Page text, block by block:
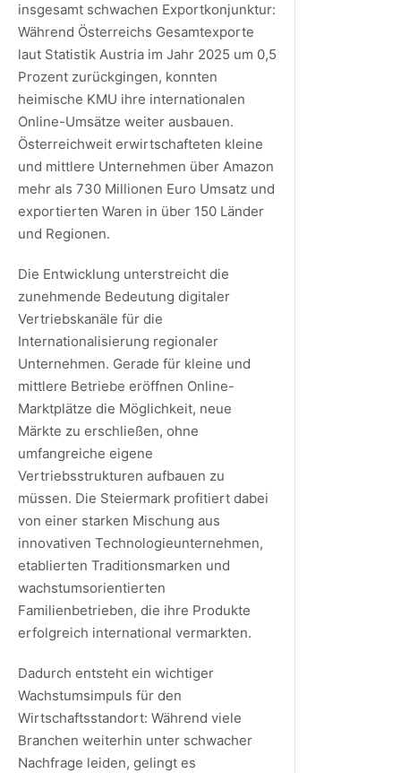
insgesamt schwachen Exportkonjunktur:
Während Österreichs Gesamtexporte
laut Statistik Austria im Jahr 2025 um 0,5
Prozent zurückgingen, konnten
heimische KMU ihre internationalen
Online-Umsätze weiter ausbauen.
Österreichweit erwirtschafteten kleine
und mittlere Unternehmen über Amazon
mehr als 730 Millionen Euro Umsatz und
exportierten Waren in über 150 Länder
und Regionen.
Die Entwicklung unterstreicht die
zunehmende Bedeutung digitaler
Vertriebskanäle für die
Internationalisierung regionaler
Unternehmen. Gerade für kleine und
mittlere Betriebe eröffnen Online-
Marktplätze die Möglichkeit, neue
Märkte zu erschließen, ohne
umfangreiche eigene
Vertriebsstrukturen aufbauen zu
müssen. Die Steiermark profitiert dabei
von einer starken Mischung aus
innovativen Technologieunternehmen,
etablierten Traditionsmarken und
wachstumsorientierten
Familienbetrieben, die ihre Produkte
erfolgreich international vermarkten.
Dadurch entsteht ein wichtiger
Wachstumsimpuls für den
Wirtschaftsstandort: Während viele
Branchen weiterhin unter schwacher
Nachfrage leiden, gelingt es